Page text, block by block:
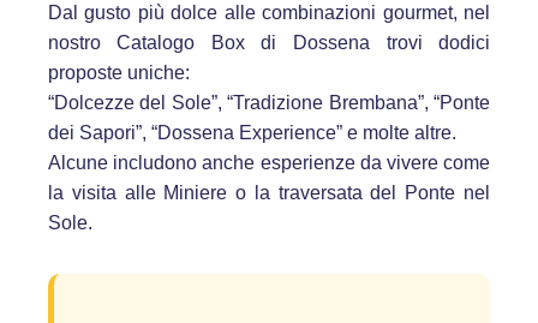
Dal gusto più dolce alle combinazioni gourmet, nel
nostro Catalogo Box di Dossena trovi dodici
proposte uniche:
“Dolcezze del Sole”, “Tradizione Brembana”, “Ponte
dei Sapori”, “Dossena Experience” e molte altre.
Alcune includono anche esperienze da vivere come
la visita alle Miniere o la traversata del Ponte nel
Sole.